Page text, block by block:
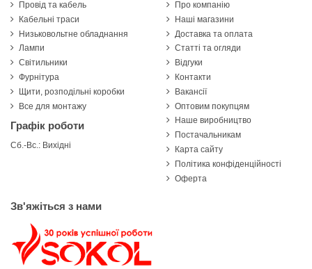
Провід та кабель
Кабельні траси
Низьковольтне обладнання
Лампи
Світильники
Фурнітура
Щити, розподільні коробки
Все для монтажу
Графік роботи
Сб.-Вс.: Вихідні
Про компанію
Наші магазини
Доставка та оплата
Статті та огляди
Відгуки
Контакти
Вакансії
Оптовим покупцям
Наше виробництво
Постачальникам
Карта сайту
Політика конфіденційності
Оферта
Зв'яжіться з нами